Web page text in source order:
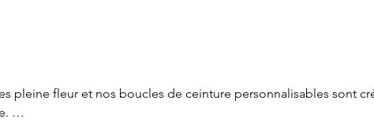
pleine fleur et nos boucles de ceinture personnalisables sont